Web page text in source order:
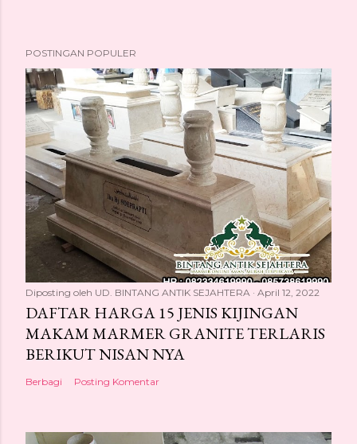
POSTINGAN POPULER
Diposting oleh UD. BINTANG ANTIK SEJAHTERA April 12, 2022
DAFTAR HARGA 15 JENIS KIJINGAN
MAKAM MARMER GRANITE TERLARIS
BERIKUT NISAN NYA
Berbagi Posting Komentar